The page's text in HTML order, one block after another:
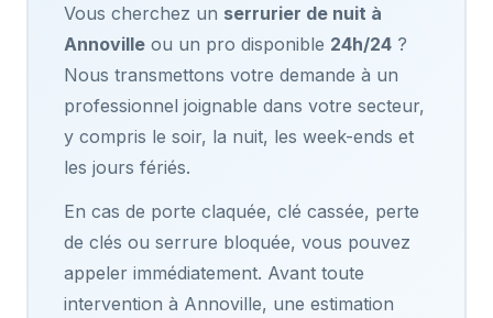
Vous cherchez un serrurier de nuit à
Annovilleou un pro disponible 24h/24?
Nous transmettons votre demande à un
professionnel joignable dans votre secteur,
y compris le soir, la nuit, les week-ends et
les jours fériés.
En cas de porte claquée, clé cassée, perte
de clés ou serrure bloquée, vous pouvez
appeler immédiatement. Avant toute
intervention à Annoville, une estimation